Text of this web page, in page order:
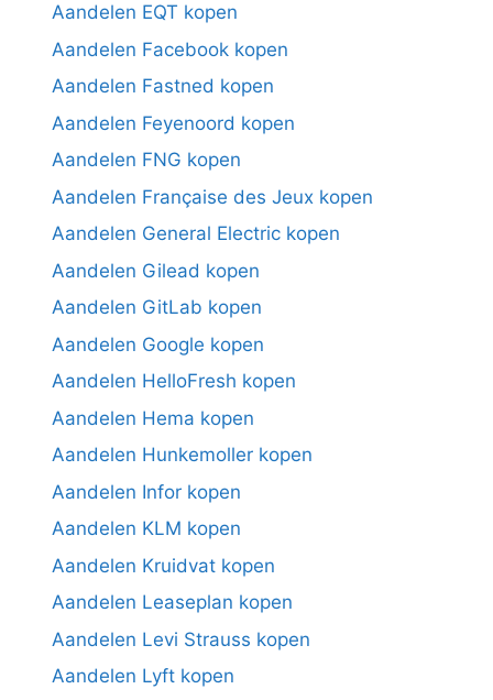
Aandelen EQT kopen
Aandelen Facebook kopen
Aandelen Fastned kopen
Aandelen Feyenoord kopen
Aandelen FNG kopen
Aandelen Française des Jeux kopen
Aandelen General Electric kopen
Aandelen Gilead kopen
Aandelen GitLab kopen
Aandelen Google kopen
Aandelen HelloFresh kopen
Aandelen Hema kopen
Aandelen Hunkemoller kopen
Aandelen Infor kopen
Aandelen KLM kopen
Aandelen Kruidvat kopen
Aandelen Leaseplan kopen
Aandelen Levi Strauss kopen
Aandelen Lyft kopen